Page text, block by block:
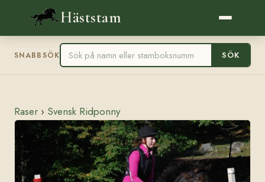
Häststam
SNABBSÖK SÖK
Raser › Svensk Ridponny